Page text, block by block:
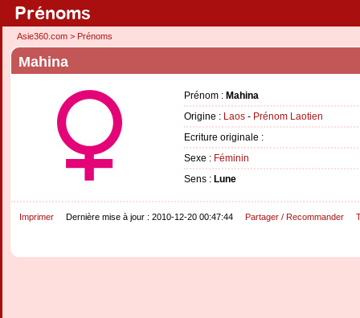
Prénoms
Asie360.com > Prénoms
Mahina
Prénom : Mahina
Origine : Laos - Prénom Laotien
Ecriture originale :
Sexe : Féminin
Sens : Lune
Imprimer Dernière mise à jour : 2010-12-20 00:47:44 Partager / Recommander